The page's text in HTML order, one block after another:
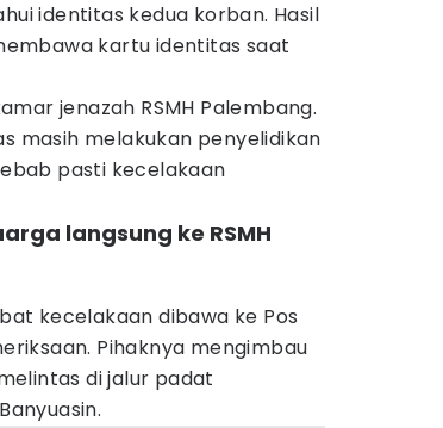
identitas kedua korban. Hasil
kartu identitas saat
jenazah RSMH Palembang.
masih melakukan penyelidikan
pasti kecelakaan
langsung ke RSMH
kecelakaan dibawa ke Pos
Pihaknya mengimbau
di jalur padat